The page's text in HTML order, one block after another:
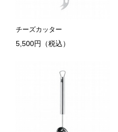
チーズカッター
5,500円（税込）